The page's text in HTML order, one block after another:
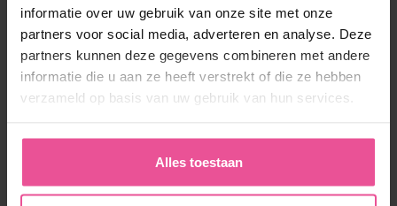
informatie over uw gebruik van onze site met onze
partners voor social media, adverteren en analyse. Deze
partners kunnen deze gegevens combineren met andere
informatie die u aan ze heeft verstrekt of die ze hebben
verzameld op basis van uw gebruik van hun services.
Alles toestaan
Vind u dit een
goed
antwoord?
Deel met uw
vrienden
Product genoteerd in
antwoord: